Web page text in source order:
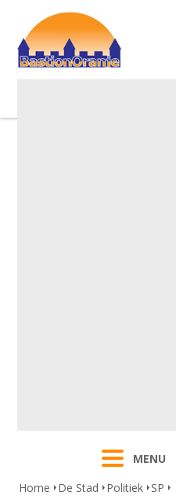
MENU
Home
De Stad Politiek SP